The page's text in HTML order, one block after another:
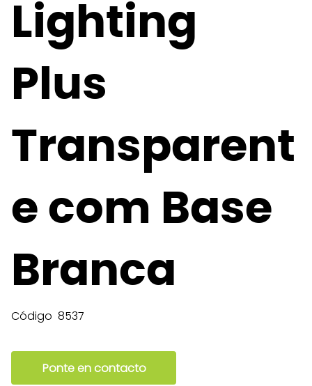
Lighting
Plus
Transparent
e com Base
Branca
Código 8537
Ponte en contacto